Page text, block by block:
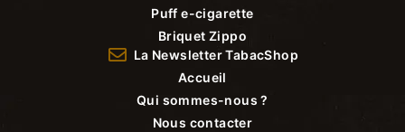
Puff e-cigarette
Briquet Zippo
La Newsletter TabacShop
Accueil
Qui sommes-nous ?
Nous contacter